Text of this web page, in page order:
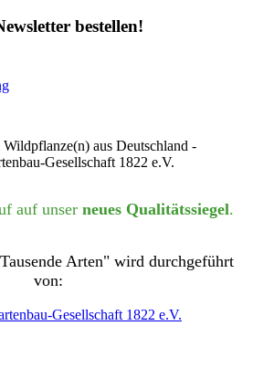
bestellen!
auf unser neues Qualitätssiegel.
Arten" wird durchgeführt
von: